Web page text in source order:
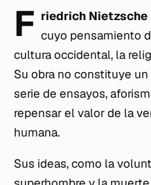
F riedrich Nietzsche
cuyo pensamiento
cultura occidental, la
Su obra no constituye
serie de ensayos,
repensar el valor de la
humana.
Sus ideas, como la